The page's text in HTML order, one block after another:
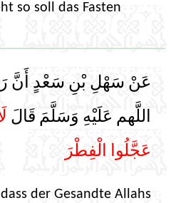
so soll das Fasten
عَنْ سَهْلِ بْنِ سَعْدٍ أَنَّ
اللَّهم عَلَيْهِ وَسَلَّمَ قَالَ
عَجَّلُوا الْفِطْرَ
der Gesandte Allahs